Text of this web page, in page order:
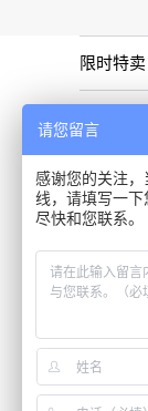
限时特卖
咨询专线
020-
客服热线
邮箱：
地址：广
请您留言
感谢您的关注
线，请填写一
尽快和您联系。